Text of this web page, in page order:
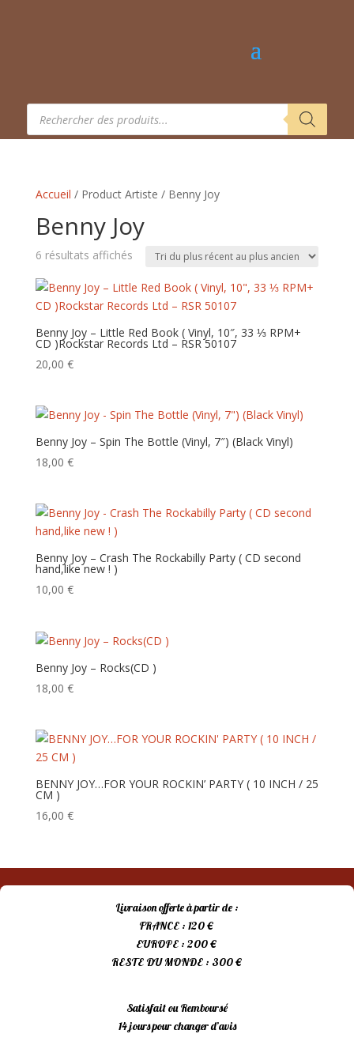
Recherche
produits
Accueil / Product Artiste / Benny Joy
Benny Joy
6 résultats affichésTrié
plus
récent
au
plus
Benny Joy – Little Red Book ( Vinyl, 10″, 33 ⅓ RPM+
CD )Rockstar Records Ltd – RSR 50107
20,00 €
Benny Joy – Spin The Bottle (Vinyl, 7″) (Black Vinyl)
18,00 €
Benny Joy – Crash The Rockabilly Party ( CD second
hand,like new ! )
10,00 €
Benny Joy – Rocks(CD )
18,00 €
BENNY JOY…FOR YOUR ROCKIN’ PARTY ( 10 INCH / 25
CM )
16,00 €
Livraison offerte à partir de :
FRANCE : 120 €
EUROPE : 200 €
RESTE DU MONDE : 300 €
Satisfait ou Remboursé
14 jours pour changer d’avis